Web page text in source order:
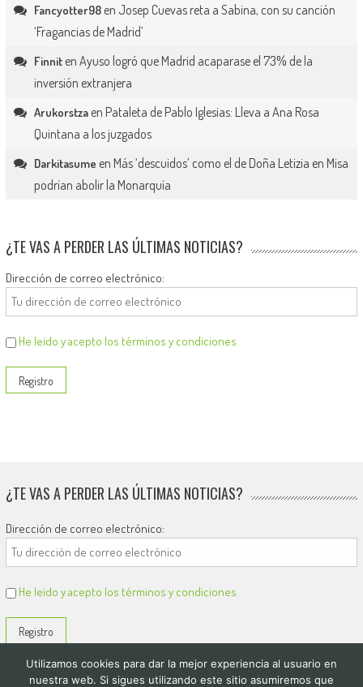
Fancyotter98en Josep Cuevas reta a Sabina, con su canción
‘Fragancias de Madrid’
Finniten Ayuso logró que Madrid acaparase el 73% de la
inversión extranjera
Arukorstzaen Pataleta de Pablo Iglesias: Lleva a Ana Rosa
Quintana a los juzgados
Darkitasume en Más ‘descuidos’ como el de Doña Letizia en Misa
podrían abolir la Monarquía
¿TE VAS A PERDER LAS ÚLTIMAS NOTICIAS?
Dirección de correo electrónico:
He leído y acepto los términos y condiciones
¿TE VAS A PERDER LAS ÚLTIMAS NOTICIAS?
Dirección de correo electrónico:
He leído y acepto los términos y condiciones
Utilizamos cookies para dar la mejor experiencia al usuario en
nuestra web. Si sigues utilizando este sitio asumiremos que